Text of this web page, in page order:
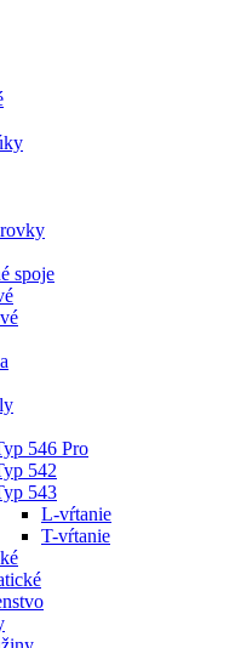
spoje
546 Pro
542
543
L-vŕtanie
T-vŕtanie